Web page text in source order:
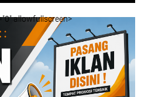
allowfullscreen>